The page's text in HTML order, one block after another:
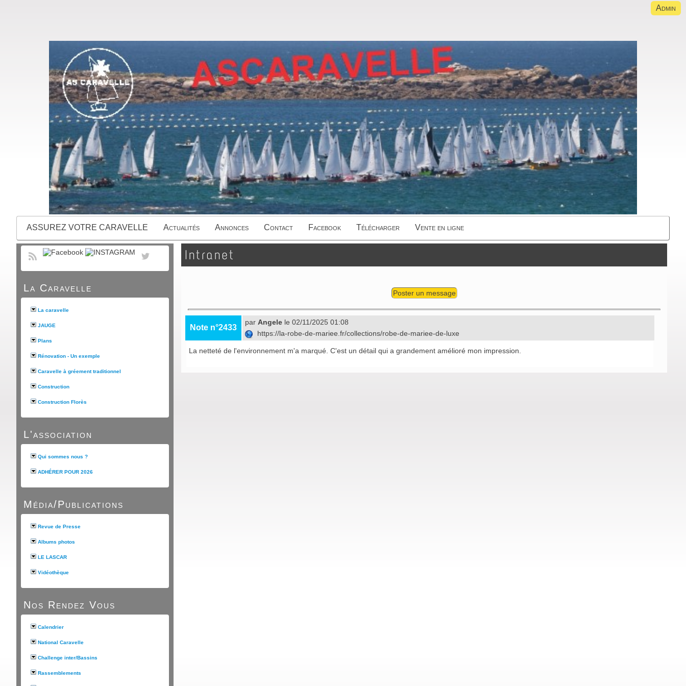
Admin
ASSUREZ VOTRE CARAVELLE Actualités Annonces Contact Facebook Télécharger Vente en ligne
La Caravelle
La caravelle
JAUGE
Plans
Rénovation - Un exemple
Caravelle à gréement traditionnel
Construction
Construction Florès
L'association
Qui sommes nous ?
ADHÉRER POUR 2026
Média/Publications
Revue de Presse
Albums photos
LE LASCAR
Vidéothèque
Nos Rendez Vous
Calendrier
National Caravelle
Challenge inter/Bassins
Rassemblements
Intranet
Poster un message
Note n°2433
par Angele le 02/11/2025 01:08
https://la-robe-de-mariee.fr/collections/robe-de-mariee-de-luxe
La netteté de l'environnement m'a marqué. C'est un détail qui a grandement amélioré mon impression.